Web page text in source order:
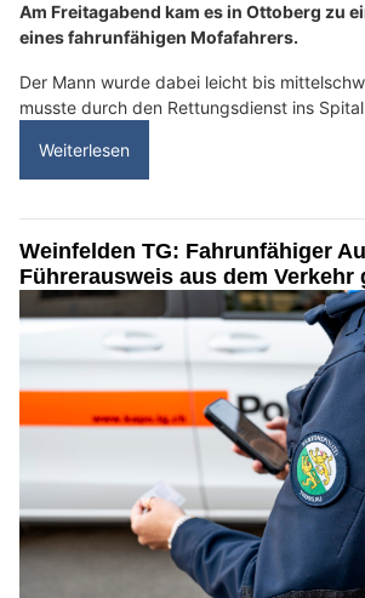
Am Freitagabend kam es in Ottoberg zu
eines fahrunfähigen Mofafahrers.
Der Mann wurde dabei leicht bis
musste durch den Rettungsdienst ins
Weiterlesen
Weinfelden TG: Fahrunfähiger
Führerausweis aus dem Verkehr